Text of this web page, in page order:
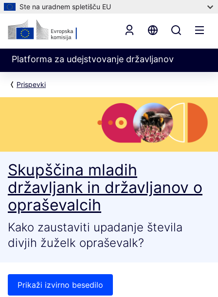
Ste na uradnem spletišču EU
Platforma za udejstvovanje državljanov
Prispevki
Skupščina mladih
državljank in državljanov o
opraševalcih
Kako zaustaviti upadanje števila
divjih žuželk opraševalk?
Prikaži izvirno besedilo